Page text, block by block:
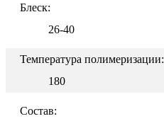
Блеск:
26-40
Температура полимеризации:
180
Состав: